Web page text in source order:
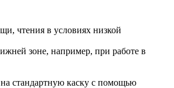
чтения в условиях низкой
зоне, например, при работе в
стандартную каску с помощью